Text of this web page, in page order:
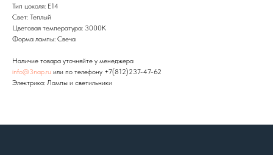
Тип цоколя: Е14
Свет: Теплый
Цветовая температура: 3000К
Форма лампы: Свеча
Наличие товара уточняйте у менеджера
info@3nap.ru или по телефону +7(812)237-47-62
Электрика: Лампы и светильники